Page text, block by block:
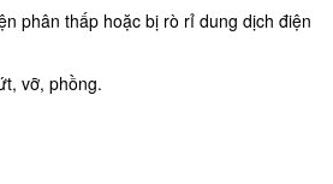
phân thấp hoặc bị rò rỉ dung dịch điện
vỡ, phồng.